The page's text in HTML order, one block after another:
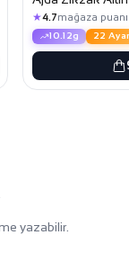
★4.7mağaza puanı
10.12g 22 Ayar
yazabilir.